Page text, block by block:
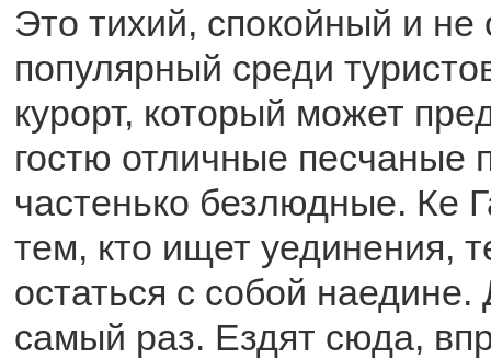
Это тихий, спокойный и не
популярный среди
курорт, который может
гостю отличные песчаные
частенько безлюдные. Ке
тем, кто ищет уединения,
остаться с собой наедине.
самый раз. Ездят сюда,